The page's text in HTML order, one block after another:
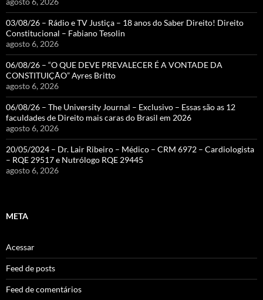
03/08/26 – Rádio e TV Justiça – 18 anos do Saber Direito! Direito
Constitucional – Fabiano Tesolin
agosto 6, 2026
06/08/26 – “O QUE DEVE PREVALECER É A VONTADE DA
CONSTITUIÇÃO” Ayres Britto
agosto 6, 2026
06/08/26 – The University Journal – Exclusivo – Essas são as 12
faculdades de Direito mais caras do Brasil em 2026
agosto 6, 2026
20/05/2024 – Dr. Lair Ribeiro – Médico – CRM 6972 – Cardiologista
– RQE 29517 e Nutrólogo RQE 29445
agosto 6, 2026
META
Acessar
Feed de posts
Feed de comentários